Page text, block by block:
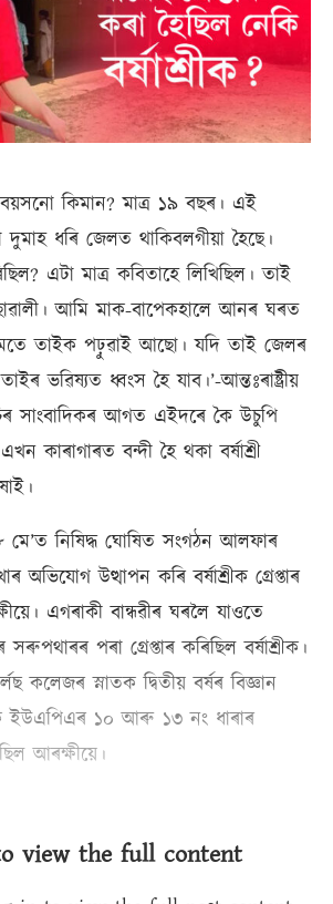
কিমান? মাত্ৰ ১৯ বছৰ। এই
ধৰি জেলত থাকিবলগীয়া হৈছে।
এটা মাত্ৰ কবিতাহে লিখিছিল। তাই
আমি মাক-বাপেকহালে আনৰ ঘৰত
তাইক পঢ়ুৱাই আছো। যদি তাই জেলৰ
ভৱিষ্যত ধ্বংস হৈ যাব।’-আন্তঃৰাষ্ট্ৰীয়
সাংবাদিকৰ আগত এইদৰে কৈ উচুপি
কাৰাগাৰত বন্দী হৈ থকা বৰ্ষাশ্ৰী
মে’ত নিষিদ্ধ ঘোষিত সংগঠন আলফাৰ
অভিযোগ উত্থাপন কৰি বৰ্ষাশ্ৰীক গ্ৰেপ্তাৰ
এগৰাকী বান্ধৱীৰ ঘৰলৈ যাওতে
পৰা গ্ৰেপ্তাৰ কৰিছিল বৰ্ষাশ্ৰীক।
কলেজৰ স্নাতক দ্বিতীয় বৰ্ষৰ বিজ্ঞান
ইউএপিএৰ ১০ আৰু ১৩ নং ধাৰাৰ
আৰক্ষীয়ে।
view the full content